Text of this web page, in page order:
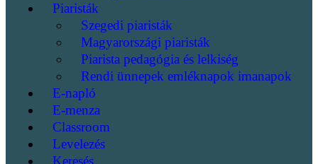
Piaristák
Szegedi piaristák
Magyarországi piaristák
Piarista pedagógia és lelkiség
Rendi ünnepek emléknapok imanapok
E-napló
E-menza
Classroom
Levelezés
Keresés